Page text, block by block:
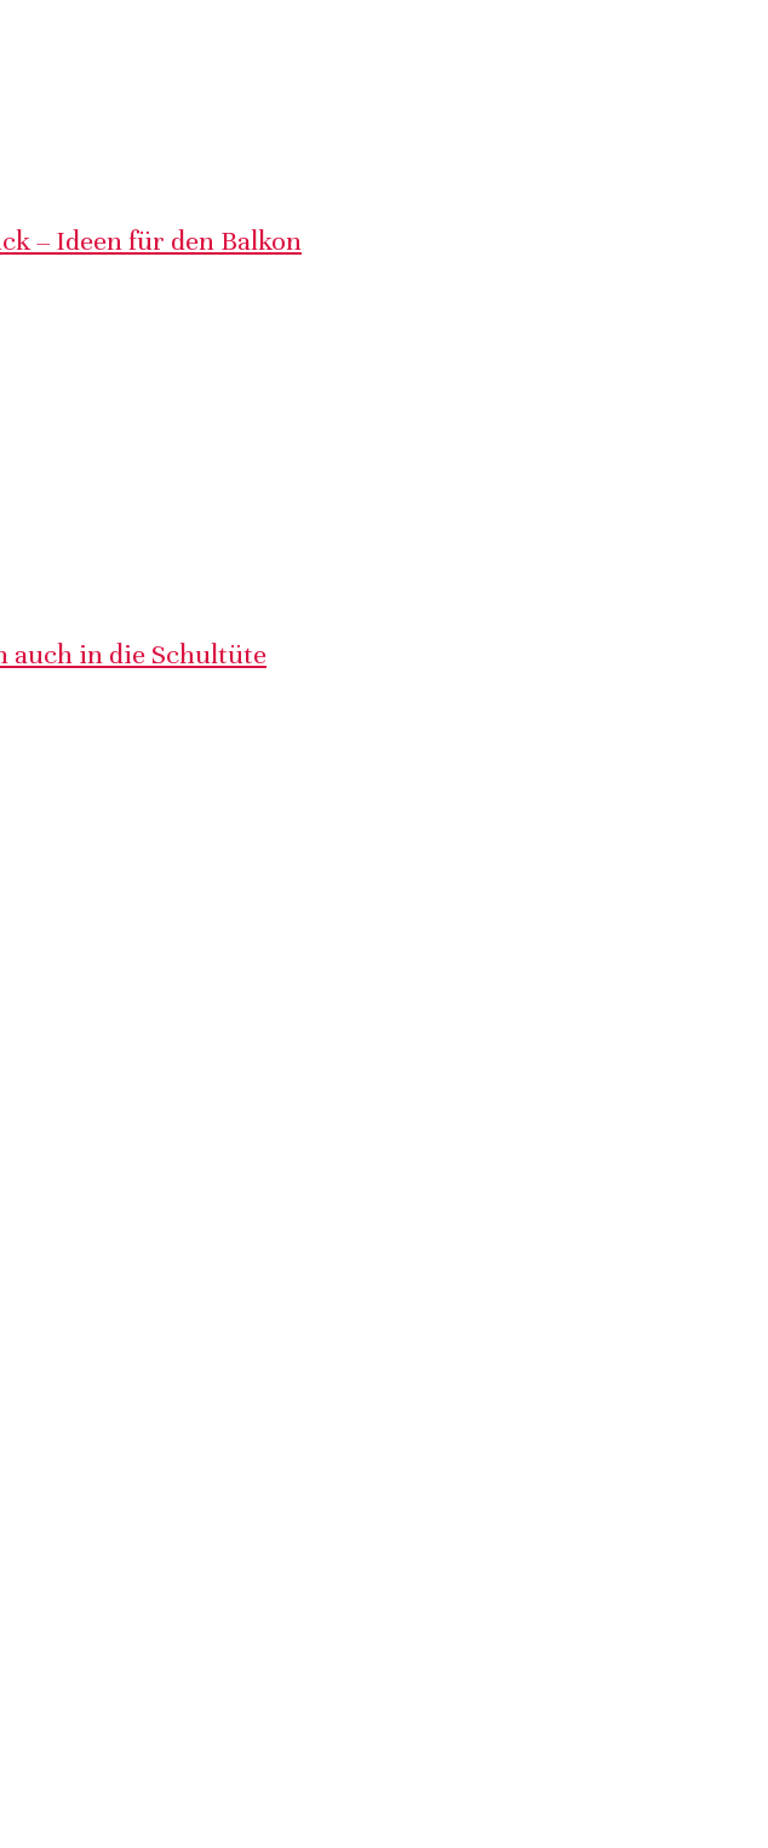
– Ideen für den Balkon
auch in die Schultüte